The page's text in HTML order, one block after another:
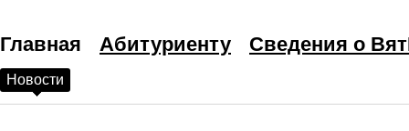
— Черным по белому
Белым по черному
Главная Абитуриенту Сведения о
Новости